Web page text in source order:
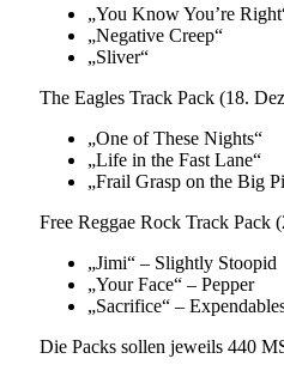
„You Know You’re
„Negative Creep“
„Sliver“
The Eagles Track Pack (18.
„One of These Nights“
„Life in the Fast Lane“
„Frail Grasp on the Big
Free Reggae Rock Track Pack
„Jimi“ – Slightly Stoopid
„Your Face“ – Pepper
„Sacrifice“ –
Die Packs sollen jeweils 440